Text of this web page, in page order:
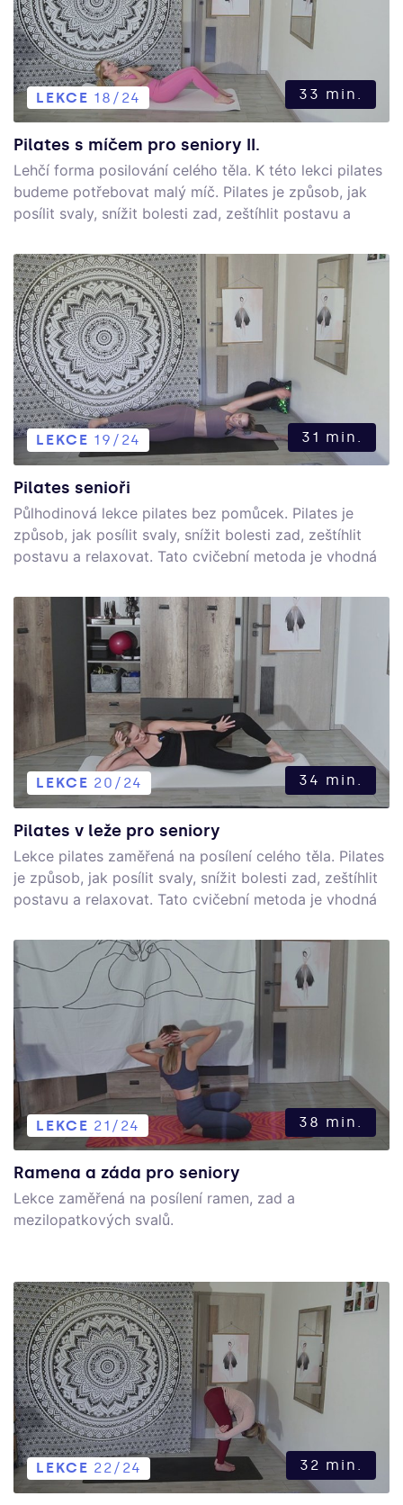
LEKCE 18/24 33 min.
Pilates s míčem pro seniory II.
Lehčí forma posilování celého těla. K této lekci pilates
budeme potřebovat malý míč. Pilates je způsob, jak
posílit svaly, snížit bolesti zad, zeštíhlit postavu a
všechny bez ohledu na úroveň trénovanosti.
LEKCE 19/24 31 min.
Pilates senioři
Půlhodinová lekce pilates bez pomůcek. Pilates je
způsob, jak posílit svaly, snížit bolesti zad, zeštíhlit
postavu a relaxovat. Tato cvičební metoda je vhodná
LEKCE 20/24 34 min.
Pilates v leže pro seniory
Lekce pilates zaměřená na posílení celého těla. Pilates
je způsob, jak posílit svaly, snížit bolesti zad, zeštíhlit
postavu a relaxovat. Tato cvičební metoda je vhodná
LEKCE 21/24 38 min.
Ramena a záda pro seniory
Lekce zaměřená na posílení ramen, zad a
mezilopatkových svalů.
LEKCE 22/24 32 min.